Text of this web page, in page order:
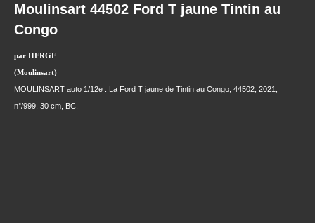
Moulinsart 44502 Ford T jaune Tintin au
Congo
par HERGE
(Moulinsart)
MOULINSART auto 1/12e : La Ford T jaune de Tintin au Congo, 44502, 2021,
n°/999, 30 cm, BC.